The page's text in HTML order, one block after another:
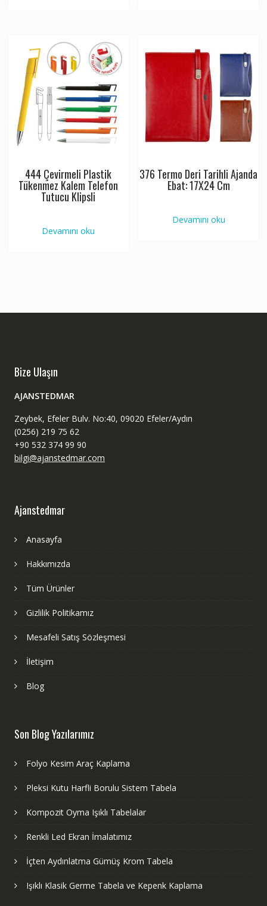
444 Çevirmeli Plastik
Tükenmez Kalem Telefon
Tutucu Klipsli
Devamını oku
376 Termo Deri Tarihli Ajanda
Ebat: 17X24 Cm
Devamını oku
Bize Ulaşın
AJANSTEDMAR
Zeybek, Efeler Bulv. No:40, 09020 Efeler/Aydın
(0256) 219 75 62
+90 532 374 99 90
bilgi@ajanstedmar.com
Ajanstedmar
Anasayfa
Hakkımızda
Tüm Ürünler
Gizlilik Politikamız
Mesafeli Satış Sözleşmesi
İletişim
Blog
Son Blog Yazılarımız
Folyo Kesim Araç Kaplama
Pleksi Kutu Harfli Borulu Sistem Tabela
Kompozit Oyma Işıklı Tabelalar
Renkli Led Ekran İmalatımız
İçten Aydınlatma Gümüş Krom Tabela
Işıklı Klasik Germe Tabela ve Kepenk Kaplama